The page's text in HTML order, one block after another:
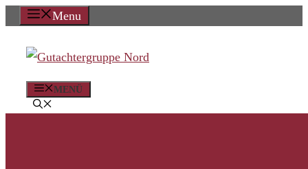
Zum
springen
Menu
MENÜ